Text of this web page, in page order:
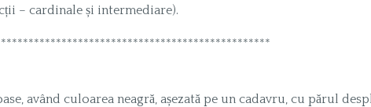
– cardinale și intermediare).
având culoarea neagră, așezată pe un cadavru, cu părul